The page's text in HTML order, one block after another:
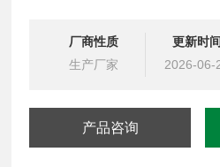
5.质保更长 3年质保,免费换新(
6.维护更简单免校准免标气,无
厂商性质
生产厂家
更新时
2026-06-
产品咨询